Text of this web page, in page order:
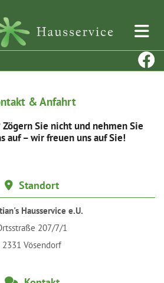
& Anfahrt
Zögern Sie nicht und nehmen Sie
auf – wir freuen uns auf Sie!
 Standort
Hausservice e.U.
207/7/1
2331 Vösendorf